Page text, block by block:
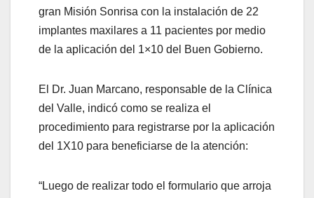
gran Misión Sonrisa con la instalación de 22
implantes maxilares a 11 pacientes por medio
de la aplicación del 1×10 del Buen Gobierno.
El Dr. Juan Marcano, responsable de la Clínica
del Valle, indicó como se realiza el
procedimiento para registrarse por la aplicación
del 1X10 para beneficiarse de la atención:
“Luego de realizar todo el formulario que arroja